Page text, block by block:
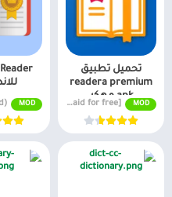
تحميل تطبيق
readera premium
apk مهكر
MOD
v23.12.12 MOD APK [Paid for free]
MOD